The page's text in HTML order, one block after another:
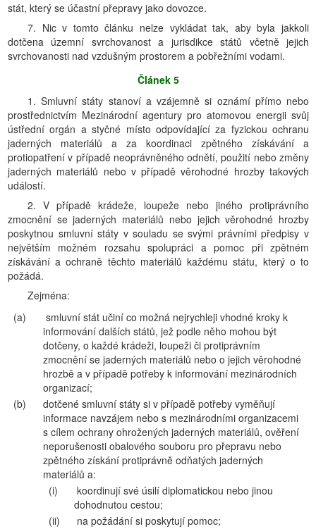
stát, který se účastní přepravy jako dovozce.
7. Nic v tomto článku nelze vykládat tak, aby byla jakkoli
dotčena územní svrchovanost a jurisdikce států včetně jejich
svrchovanosti nad vzdušným prostorem a pobřežními vodami.
Článek 5
1. Smluvní státy stanoví a vzájemně si oznámí přímo nebo
prostřednictvím Mezinárodní agentury pro atomovou energii svůj
ústřední orgán a styčné místo odpovídající za fyzickou ochranu
jaderných materiálů a za koordinaci zpětného získávání a
protiopatření v případě neoprávněného odnětí, použití nebo změny
jaderných materiálů nebo v případě věrohodné hrozby takových
událostí.
2. V případě krádeže, loupeže nebo jiného protiprávního
zmocnění se jaderných materiálů nebo jejich věrohodné hrozby
poskytnou smluvní státy v souladu se svými právními předpisy v
největším možném rozsahu spolupráci a pomoc při zpětném
získávání a ochraně těchto materiálů každému státu, který o to
požádá.
Zejména:
(a)
smluvní stát učiní co možná nejrychleji vhodné kroky k
informování dalších států, jež podle něho mohou být
dotčeny, o každé krádeži, loupeži či protiprávním
zmocnění se jaderných materiálů nebo o jejich věrohodné
hrozbě a v případě potřeby k informování mezinárodních
organizací;
(b)
dotčené smluvní státy si v případě potřeby vyměňují
informace navzájem nebo s mezinárodními organizacemi
s cílem ochrany ohrožených jaderných materiálů, ověření
neporušenosti obalového souboru pro přepravu nebo
zpětného získání protiprávně odňatých jaderných
materiálů a:
(i)
koordinují své úsilí diplomatickou nebo jinou
dohodnutou cestou;
(ii)
na požádání si poskytují pomoc;